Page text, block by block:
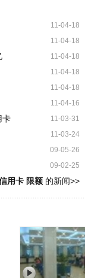
11-04-18
11-04-18
11-04-18
11-04-18
11-04-18
11-04-16
11-03-31
卡
11-03-24
09-05-26
09-02-25
用卡 限额的新闻>>